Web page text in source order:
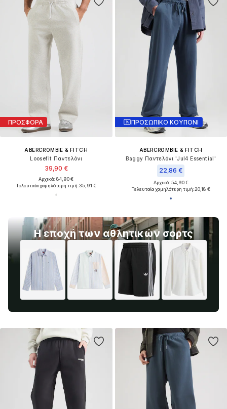
ΠΡΟΣΦΟΡΑ
ABERCROMBIE & FITCH
Loosefit Παντελόνι
39,90 €
Αρχικά: 84,90 €
Τελευταία χαμηλότερη τιμή:35,91 €
Η εποχή των αθλητικών σορτς
ΠΡΟΣΩΠΙΚΟ ΚΟΥΠΟΝΙ
ABERCROMBIE & FITCH
Baggy Παντελόνι 'Jul4 Essential'
22,86 €
Αρχικά: 54,90 €
Τελευταία χαμηλότερη τιμή:20,18 €